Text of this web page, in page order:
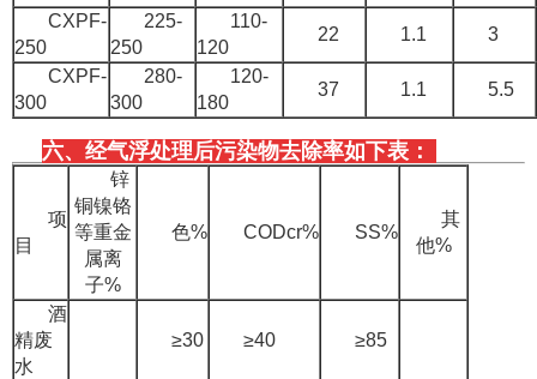
CXPF-
250
225-
250
110-
120
22 1.1 3
CXPF-
300
280-
300
120-
180
37 1.1 5.5
六、经气浮处理后污染物去除率如下表：
项
目
锌
铜镍铬
等重金
属离
子%
色% CODcr% SS%
其
他%
酒
精废
水
≥30 ≥40 ≥85